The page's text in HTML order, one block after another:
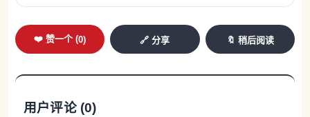
白云山叠翠，珠江水流彩。
大自然的恩赐无声地滋养着广州这座千年商都，
在“行走”的广州园里，藏着一部可呼吸的山水志——
叠瀑映月，药洲生烟。主创设计师、广州园林院三院
❤️ 赞一个 (0) 🔗 分享 🔖 稍后阅读
用户评论 (0)